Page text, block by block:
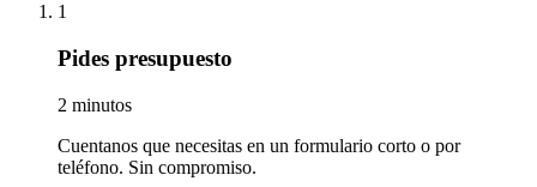
1
Pides presupuesto
2 minutos
Cuentanos que necesitas en un formulario corto o por
teléfono. Sin compromiso.